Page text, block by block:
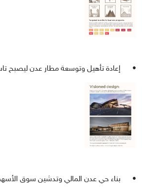
• إعادة تأهيل وتوسعة مطار عدن ليصبح
• بناء حي عدن المالي وتدشين سوق